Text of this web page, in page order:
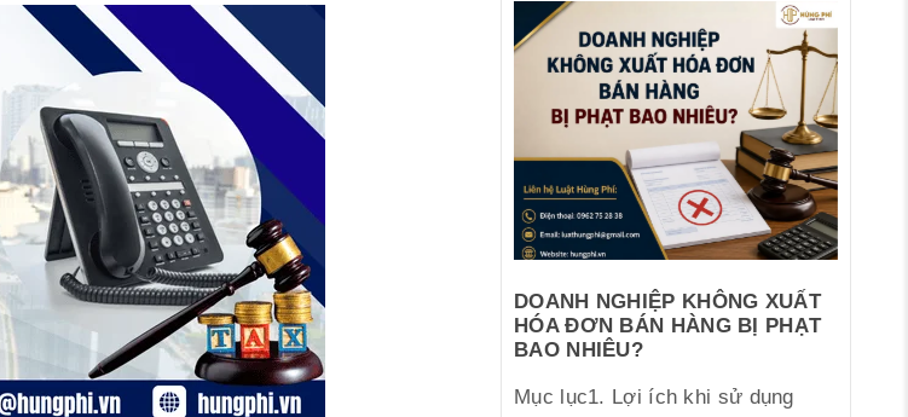
DOANH NGHIỆP KHÔNG XUẤT
HÓA ĐƠN BÁN HÀNG BỊ PHẠT
BAO NHIÊU?
Mục lục1. Lợi ích khi sử dụng